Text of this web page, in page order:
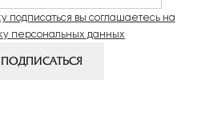
подписаться вы соглашаетесь на
персональных данных
ПОДПИСАТЬСЯ